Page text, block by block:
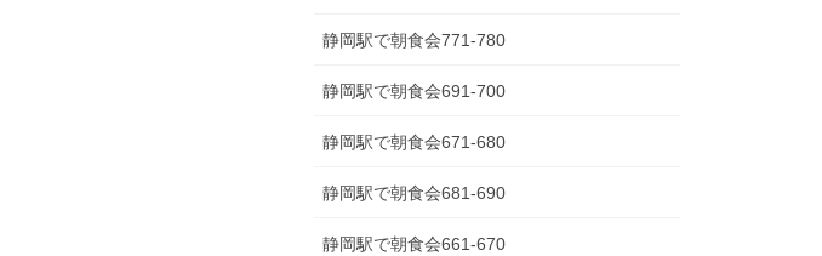
静岡駅で朝食会771-780
静岡駅で朝食会691-700
静岡駅で朝食会671-680
静岡駅で朝食会681-690
静岡駅で朝食会661-670